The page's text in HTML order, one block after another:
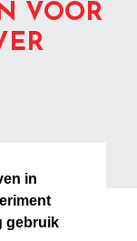
VOOR
in
gebruik